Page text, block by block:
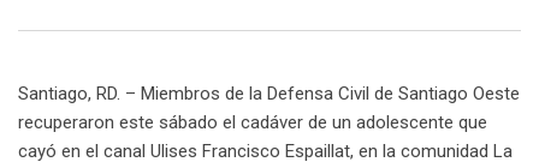
Santiago, RD. – Miembros de la Defensa Civil de Santiago Oeste
recuperaron este sábado el cadáver de un adolescente que
cayó en el canal Ulises Francisco Espaillat, en la comunidad La